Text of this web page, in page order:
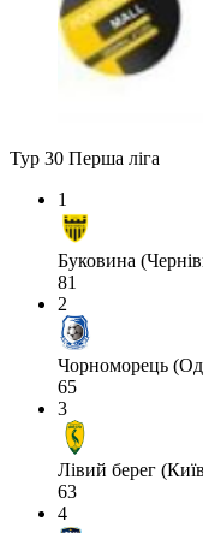
Тур 30 Перша ліга
1
Буковина
81
2
Чорноморець
65
3
Лівий берег
63
4